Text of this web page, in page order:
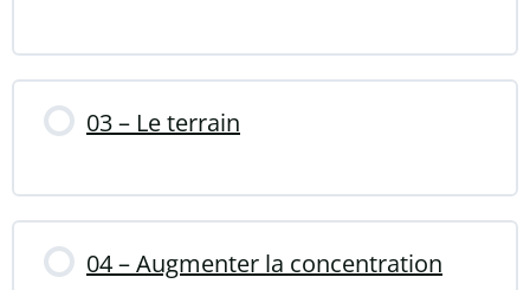
03 – Le terrain
04 – Augmenter la concentration